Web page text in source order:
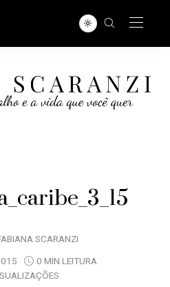
SCARANZI
0 MIN LEITURA